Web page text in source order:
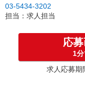
03-5434-3202
担当：求人担当
応
1
求人応募